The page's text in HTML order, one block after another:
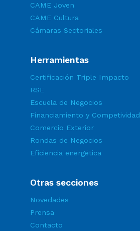
CAME Joven
CAME Cultura
Cámaras Sectoriales
Herramientas
Certificación Triple Impacto
RSE
Escuela de Negocios
Financiamiento y Competividad
Comercio Exterior
Rondas de Negocios
Eficiencia energética
Otras secciones
Novedades
Prensa
Contacto